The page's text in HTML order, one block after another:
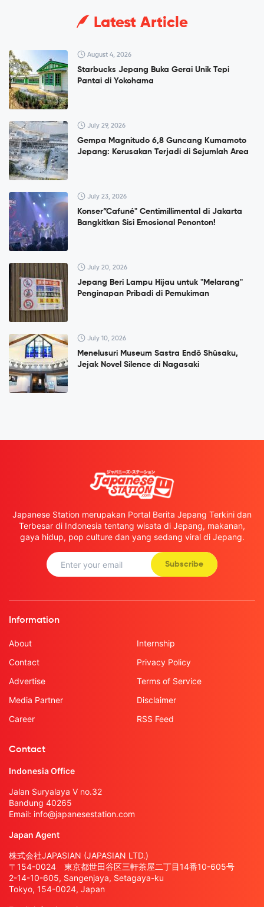
Latest Article
August 4, 2026
Starbucks Jepang Buka Gerai Unik Tepi
Pantai di Yokohama
July 29, 2026
Gempa Magnitudo 6,8 Guncang Kumamoto
Jepang: Kerusakan Terjadi di Sejumlah Area
July 23, 2026
Konser”Cafuné" Centimillimental di Jakarta
Bangkitkan Sisi Emosional Penonton!
July 20, 2026
Jepang Beri Lampu Hijau untuk "Melarang"
Penginapan Pribadi di Pemukiman
July 10, 2026
Menelusuri Museum Sastra Endō Shūsaku,
Jejak Novel Silence di Nagasaki
Japanese Station merupakan Portal Berita Jepang Terkini dan
Terbesar di Indonesia tentang wisata di Jepang, makanan,
gaya hidup, pop culture dan yang sedang viral di Jepang.
Subscribe
Information
About
Contact
Advertise
Media Partner
Career
Internship
Privacy Policy
Terms of Service
Disclaimer
RSS Feed
Contact
Indonesia Office
Jalan Suryalaya V no.32
Bandung 40265
Email: info@japanesestation.com
Japan Agent
株式会社JAPASIAN (JAPASIAN LTD.)
〒154-0024 東京都世田谷区三軒茶屋二丁目14番10-605号
2-14-10-605, Sangenjaya, Setagaya-ku
Tokyo, 154-0024, Japan